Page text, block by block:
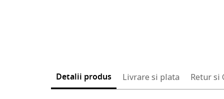
Detalii produs Livrare si plata Retur si